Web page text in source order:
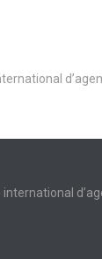
international